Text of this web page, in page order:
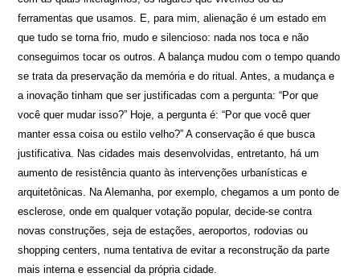
ferramentas que usamos. E, para mim, alienação é um estado em
que tudo se torna frio, mudo e silencioso: nada nos toca e não
conseguimos tocar os outros. A balança mudou com o tempo quando
se trata da preservação da memória e do ritual. Antes, a mudança e
a inovação tinham que ser justificadas com a pergunta: “Por que
você quer mudar isso?” Hoje, a pergunta é: “Por que você quer
manter essa coisa ou estilo velho?” A conservação é que busca
justificativa. Nas cidades mais desenvolvidas, entretanto, há um
aumento de resistência quanto às intervenções urbanísticas e
arquitetônicas. Na Alemanha, por exemplo, chegamos a um ponto de
esclerose, onde em qualquer votação popular, decide-se contra
novas construções, seja de estações, aeroportos, rodovias ou
shopping centers, numa tentativa de evitar a reconstrução da parte
mais interna e essencial da própria cidade.